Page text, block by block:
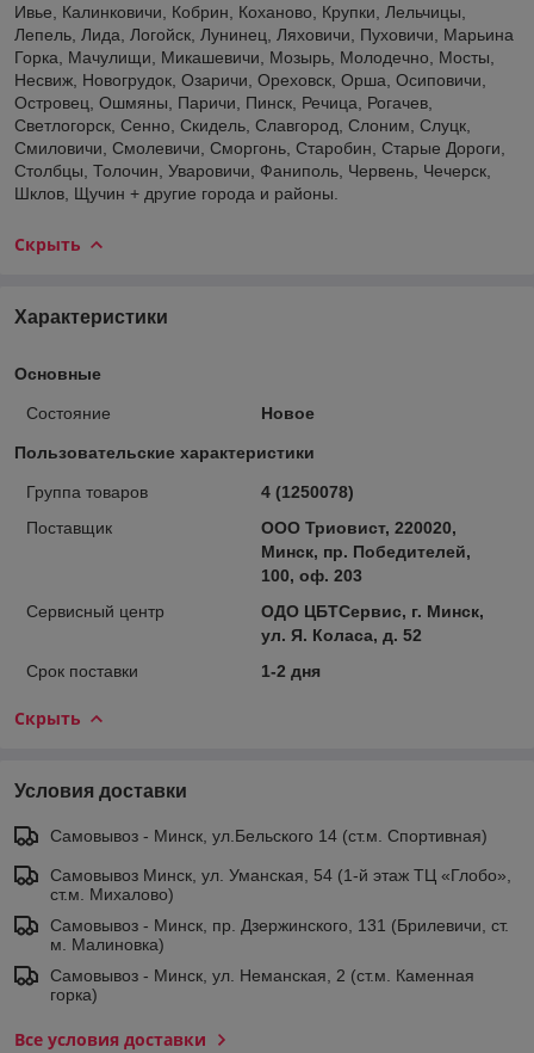
Ивье, Калинковичи, Кобрин, Коханово, Крупки, Лельчицы,
Лепель, Лида, Логойск, Лунинец, Ляховичи, Пуховичи, Марьина
Горка, Мачулищи, Микашевичи, Мозырь, Молодечно, Мосты,
Несвиж, Новогрудок, Озаричи, Ореховск, Орша, Осиповичи,
Островец, Ошмяны, Паричи, Пинск, Речица, Рогачев,
Светлогорск, Сенно, Скидель, Славгород, Слоним, Слуцк,
Смиловичи, Смолевичи, Сморгонь, Старобин, Старые Дороги,
Столбцы, Толочин, Уваровичи, Фаниполь, Червень, Чечерск,
Шклов, Щучин + другие города и районы.
Скрыть
Характеристики
Основные
Состояние Новое
Пользовательские характеристики
Группа товаров
4 (1250078)
Поставщик
ООО Триовист, 220020,
Минск, пр. Победителей,
100, оф. 203
Сервисный центр
ОДО ЦБТСервис, г. Минск,
ул. Я. Коласа, д. 52
Срок поставки
1-2 дня
Скрыть
Условия доставки
Самовывоз - Минск, ул.Бельского 14 (ст.м. Спортивная)
Самовывоз Минск, ул. Уманская, 54 (1-й этаж ТЦ «Глобо»,
ст.м. Михалово)
Самовывоз - Минск, пр. Дзержинского, 131 (Брилевичи, ст.
м. Малиновка)
Самовывоз - Минск, ул. Неманская, 2 (ст.м. Каменная
горка)
Все условия доставки